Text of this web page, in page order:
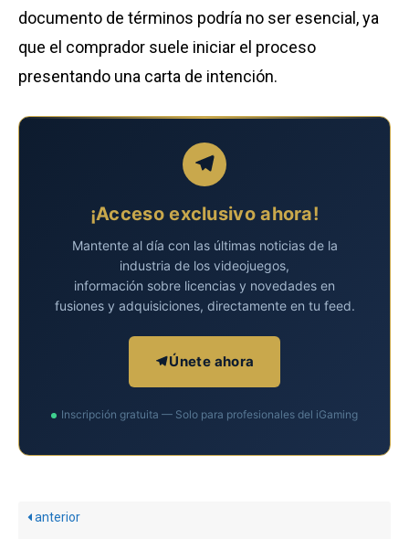
documento de términos podría no ser esencial, ya
que el comprador suele iniciar el proceso
presentando una carta de intención.
¡Acceso exclusivo ahora!
Mantente al día con las últimas noticias de la
industria de los videojuegos,
información sobre licencias y novedades en
fusiones y adquisiciones, directamente en tu feed.
Únete ahora
Inscripción gratuita — Solo para profesionales del iGaming
anterior